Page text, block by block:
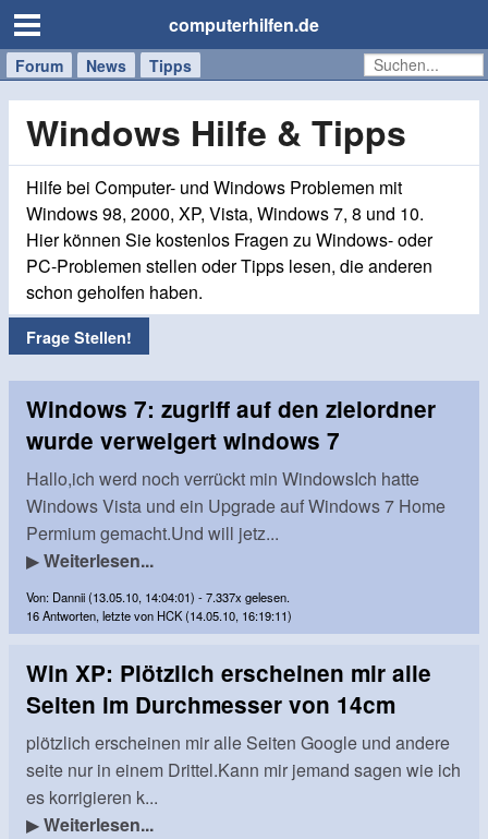
computerhilfen.de
Forum News Tipps
Handy
Windows
Mac
Windows Hilfe & Tipps
Hilfe bei Computer- und Windows Problemen mit
Windows 98, 2000, XP, Vista, Windows 7, 8 und 10.
Hier können Sie kostenlos Fragen zu Windows- oder
PC-Problemen stellen oder Tipps lesen, die anderen
schon geholfen haben.
Frage Stellen!
Windows 7: zugriff auf den zielordner
wurde verweigert windows 7
Hallo,ich werd noch verrückt min WindowsIch hatte
Windows Vista und ein Upgrade auf Windows 7 Home
Permium gemacht.Und will jetz...
▶Weiterlesen...
Von: Dannii (13.05.10, 14:04:01) - 7.337x gelesen.
16 Antworten, letzte von HCK (14.05.10, 16:19:11)
Win XP: Plötzlich erscheinen mir alle
Seiten im Durchmesser von 14cm
plötzlich erscheinen mir alle Seiten Google und andere
seite nur in einem Drittel.Kann mir jemand sagen wie ich
es korrigieren k...
▶Weiterlesen...